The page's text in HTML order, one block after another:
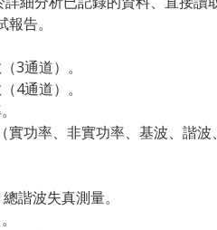
告。
3通道）。
4通道）。
實功率、非實功率、基波、諧波
諧波失真測量。